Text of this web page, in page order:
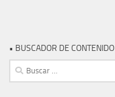
• BUSCADOR DE CONTENIDO
Buscar: